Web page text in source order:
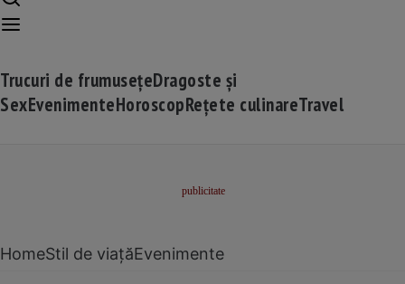
Trucuri de frumusețeDragoste și
SexEvenimenteHoroscopRețete culinareTravel
HomeStil de viațăEvenimente